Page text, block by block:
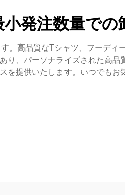
発注数量での
。高品質なTシャツ、フーディ
り、パーソナライズされた高品
を提供いたします。いつでもお